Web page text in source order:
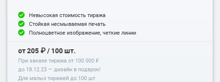
Невысокая стоимость тиража
Стойкая несмываемая печать
Полноцветное изображение, четкие линии
от 205 ₽ / 100 шт.
При заказе тиража от 100 000 ₽
до 18.12.23 — дизайн в подарок!
Для малых тиражей до 100 шт